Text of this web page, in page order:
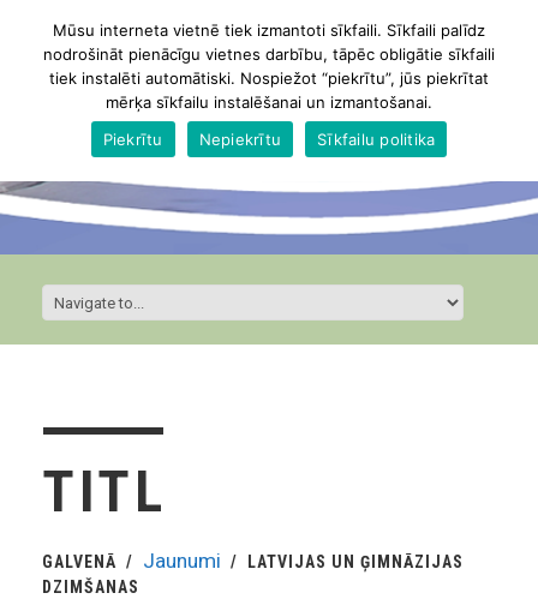
TITL
GALVENĀ Jaunumi
LATVIJAS UN ĢIMNĀZIJAS
DZIMŠANAS
Mūsu interneta vietnē tiek izmantoti sīkfaili. Sīkfaili palīdz
nodrošināt pienācīgu vietnes darbību, tāpēc obligātie sīkfaili
tiek instalēti automātiski. Nospiežot “piekrītu”, jūs piekrītat
mērķa sīkfailu instalēšanai un izmantošanai.
Piekrītu
Nepiekrītu Sīkfailu politika